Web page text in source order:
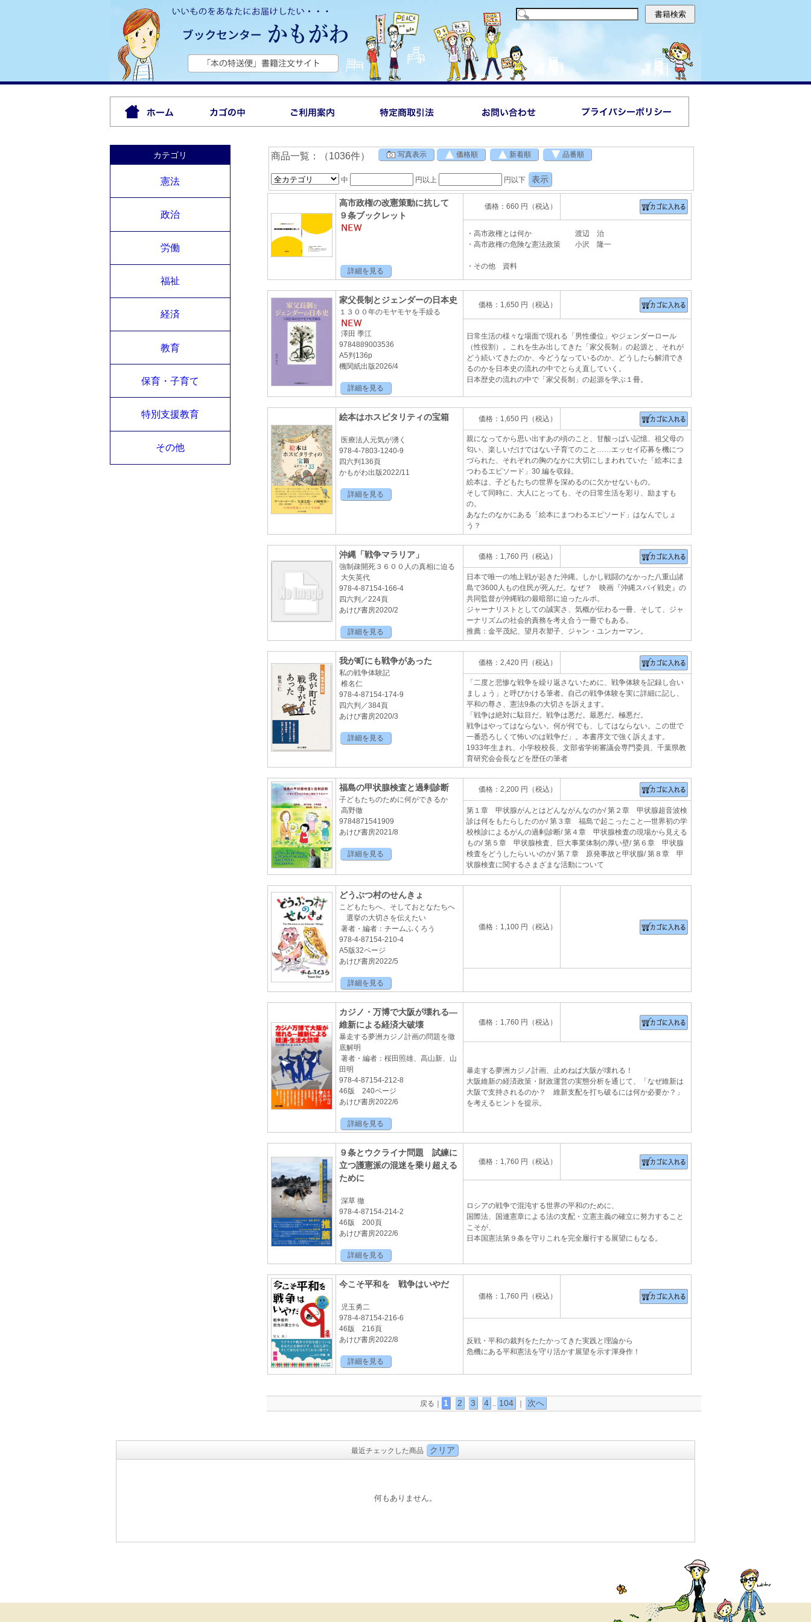
カテゴリ
憲法
政治
労働
福祉
経済
教育
保育・子育て
特別支援教育
その他
商品一覧：（1036件） 写真表示 価格順 新着順 品番順
中 円以上 円以下
高市政権の改憲策動に抗して
９条ブックレット
詳細を見る
価格：660 円（税込）
・高市政権とは何か 渡辺 治
・高市政権の危険な憲法政策 小沢 隆一
・その他 資料
家父長制とジェンダーの日本史
１３００年のモヤモヤを手繰る
澤田 季江
9784889003536
A5判136p
機関紙出版2026/4
詳細を見る
価格：1,650 円（税込）
日常生活の様々な場面で現れる「男性優位」やジェンダーロール
（性役割）。これを生み出してきた「家父長制」の起源と、それが
どう続いてきたのか、今どうなっているのか、どうしたら解消でき
るのかを日本史の流れの中でとらえ直していく。
日本歴史の流れの中で「家父長制」の起源を学ぶ１冊。
絵本はホスピタリティの宝箱
医療法人元気が湧く
978-4-7803-1240-9
四六判136頁
かもがわ出版2022/11
詳細を見る
価格：1,650 円（税込）
親になってから思い出すあの頃のこと、甘酸っぱい記憶、祖父母の
匂い、楽しいだけではない子育てのこと……エッセイ応募を機につ
づられた、それぞれの胸のなかに大切にしまわれていた「絵本にま
つわるエピソード」30 編を収録。
絵本は、子どもたちの世界を深めるのに欠かせないもの。
そして同時に、大人にとっても、その日常生活を彩り、励ますも
の。
あなたのなかにある「絵本にまつわるエピソード」はなんでしょ
う？
沖縄「戦争マラリア」
強制疎開死３６００人の真相に迫る
大矢英代
978-4-87154-166-4
四六判／224頁
あけび書房2020/2
詳細を見る
価格：1,760 円（税込）
日本で唯一の地上戦が起きた沖縄。しかし戦闘のなかった八重山諸
島で3600人もの住民が死んだ。なぜ？ 映画『沖縄スパイ戦史』の
共同監督が沖縄戦の最暗部に迫ったルポ。
ジャーナリストとしての誠実さ、気概が伝わる一冊、そして、ジャ
ーナリズムの社会的責務を考え合う一冊でもある。
推薦：金平茂紀、望月衣塑子、ジャン・ユンカーマン。
我が町にも戦争があった
私の戦争体験記
椎名仁
978-4-87154-174-9
四六判／384頁
あけび書房2020/3
詳細を見る
価格：2,420 円（税込）
「二度と悲惨な戦争を繰り返さないために、戦争体験を記録し合い
ましょう」と呼びかける筆者。自己の戦争体験を実に詳細に記し、
平和の尊さ、憲法9条の大切さを訴えます。
「戦争は絶対に駄目だ。戦争は悪だ。最悪だ。極悪だ。
戦争はやってはならない。何が何でも、してはならない。この世で
一番恐ろしくて怖いのは戦争だ」。本書序文で強く訴えます。
1933年生まれ、小学校校長、文部省学術審議会専門委員、千葉県教
育研究会会長などを歴任の筆者
福島の甲状腺検査と過剰診断
子どもたちのために何ができるか
高野徹
9784871541909
あけび書房2021/8
詳細を見る
価格：2,200 円（税込）
第１章 甲状腺がんとはどんながんなのか/ 第２章 甲状腺超音波検
診は何をもたらしたのか/ 第３章 福島で起こったこと―世界初の学
校検診によるがんの過剰診断/ 第４章 甲状腺検査の現場から見える
もの/ 第５章 甲状腺検査、巨大事業体制の厚い壁/ 第６章 甲状腺
検査をどうしたらいいのか/ 第７章 原発事故と甲状腺/ 第８章 甲
状腺検査に関するさまざまな活動について
どうぶつ村のせんきょ
こどもたちへ、そしておとなたちへ
選挙の大切さを伝えたい
著者・編者：チームふくろう
978-4-87154-210-4
A5版32ページ
あけび書房2022/5
詳細を見る
価格：1,100 円（税込）
カジノ・万博で大阪が壊れる―
維新による経済大破壊
暴走する夢洲カジノ計画の問題を徹
底解明
著者・編者：桜田照雄、高山新、山
田明
978-4-87154-212-8
46版 240ページ
あけび書房2022/6
詳細を見る
価格：1,760 円（税込）
暴走する夢洲カジノ計画、止めねば大阪が壊れる！
大阪維新の経済政策・財政運営の実態分析を通じて、「なぜ維新は
大阪で支持されるのか？ 維新支配を打ち破るには何か必要か？」
を考えるヒントを提示。
９条とウクライナ問題 試練に
立つ護憲派の混迷を乗り超える
ために
深草 徹
978-4-87154-214-2
46版 200頁
あけび書房2022/6
詳細を見る
価格：1,760 円（税込）
ロシアの戦争で混沌する世界の平和のために、
国際法、国連憲章による法の支配・立憲主義の確立に努力すること
こそが、
日本国憲法第９条を守りこれを完全履行する展望にもなる。
今こそ平和を 戦争はいやだ
児玉勇二
978-4-87154-216-6
46版 216頁
あけび書房2022/8
詳細を見る
価格：1,760 円（税込）
反戦・平和の裁判をたたかってきた実践と理論から
危機にある平和憲法を守り活かす展望を示す渾身作！
戻る｜ 1 2 3 4 .. 104 次へ
最近チェックした商品 クリア